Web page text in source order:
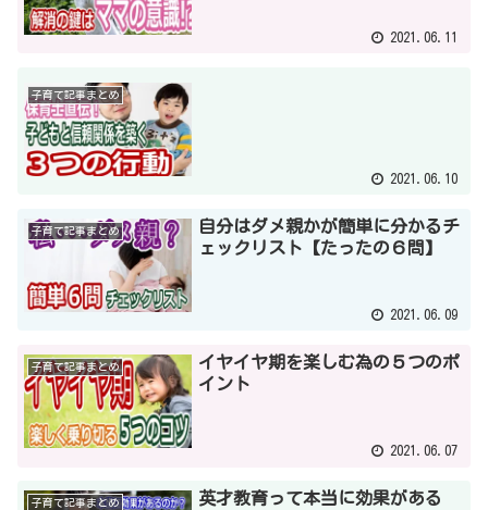
2021.06.11
子育て記事まとめ
2021.06.10
子育て記事まとめ
自分はダメ親かが簡単に分かるチ
ェックリスト【たったの６問】
2021.06.09
子育て記事まとめ
イヤイヤ期を楽しむ為の５つのポ
イント
2021.06.07
子育て記事まとめ
英才教育って本当に効果がある